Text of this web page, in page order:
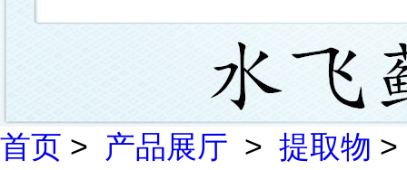
首页 > 产品展厅 > 提取物 >